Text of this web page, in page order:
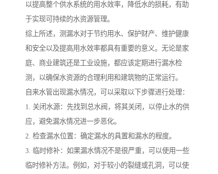
以提高整个供水系统的用水效率，降低水的损耗，有助
于实现可持续的水资源管理。
综上所述，测漏水对于节约用水、保护财产、维护健康
和安全以及提高用水效率都具有重要的意义。无论是家
庭、商业建筑还是工业设施，都应该定期进行漏水检
测，以确保水资源的合理利用和建筑物的正常运行。
自来水管出现漏水情况，可以采取以下步骤进行处理：
1. 关闭水源：先找到总水阀，将其关闭，以停止水的供
应，避免漏水情况进一步恶化。
2. 检查漏水位置：确定漏水的具置和漏水的程度。
3. 临时修补：如果漏水情况不是很严重，可以使用一些
临时修补方法。例如，对于较小的裂缝或孔洞，可以使